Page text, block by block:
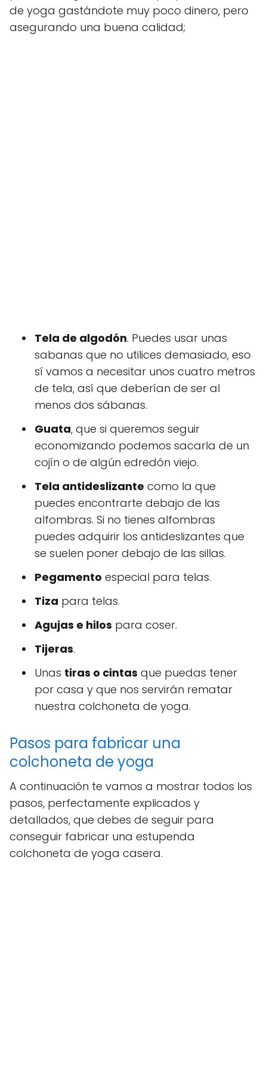
de yoga gastándote muy poco dinero, pero
asegurando una buena calidad;
Tela de algodón. Puedes usar unas
sabanas que no utilices demasiado, eso
sí vamos a necesitar unos cuatro metros
de tela, así que deberían de ser al
menos dos sábanas.
Guata, que si queremos seguir
economizando podemos sacarla de un
cojín o de algún edredón viejo.
Tela antideslizante como la que
puedes encontrarte debajo de las
alfombras. Si no tienes alfombras
puedes adquirir los antideslizantes que
se suelen poner debajo de las sillas.
Pegamento especial para telas.
Tiza para telas.
Agujas e hilos para coser.
Tijeras.
Unas tiras o cintas que puedas tener
por casa y que nos servirán rematar
nuestra colchoneta de yoga.
Pasos para fabricar una
colchoneta de yoga
A continuación te vamos a mostrar todos los
pasos, perfectamente explicados y
detallados, que debes de seguir para
conseguir fabricar una estupenda
colchoneta de yoga casera.